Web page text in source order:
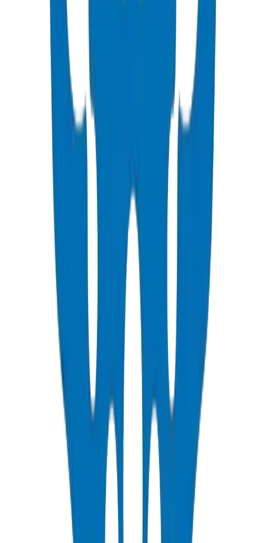
اللحام التناكبي: الأكثر شيوعًا للأقطار الكبيرة (90 مم فما فوق).
يتطلب مشغلين مدربين.
اللحام الكهربائي: مثالي للإصلاحات والتوصيلات. يستخدم وصلات
اللحام الكهربائي.
تحتاج معدات خاصة.
يجب أن يتم تنفيذ جميع وصلات اللحام بواسطة فنيين معتمدين وفقًا
قم بتركيب الأنابيب في الساعات الأكثر برودة لتجنب التمدد الحراري
اسمح بالتعرج في الخنادق لاستيعاب التمدد / الانكماش.
استخدم فراش رملي لحماية الأنابيب من الصخور الحادة.
التعرض للأشعة فوق البنفسجية: ادفن الأنابيب أو استخدم درجات
مستقرة ضد الأشعة فوق البنفسجية للأجزاء فوق الأرض.
يبلغ 0.20 مم / م · كلفن — وهو الأعلى في عائلة أنابيب البوليمر، مما
في أم القيوين من أداء التمدد في ظروف سطح خليجية محاكاة عند
أدنى لعمق الدفن يبلغ 600 مم حيث تستقر درجة حرارة الأرض عند
PE100 pipes GCC agricultural irrigation Dubai
ISO 4427 HDPE